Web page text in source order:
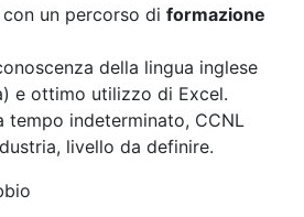
un percorso di formazione
della lingua inglese
e ottimo utilizzo di Excel.
indeterminato, CCNL
livello da definire.